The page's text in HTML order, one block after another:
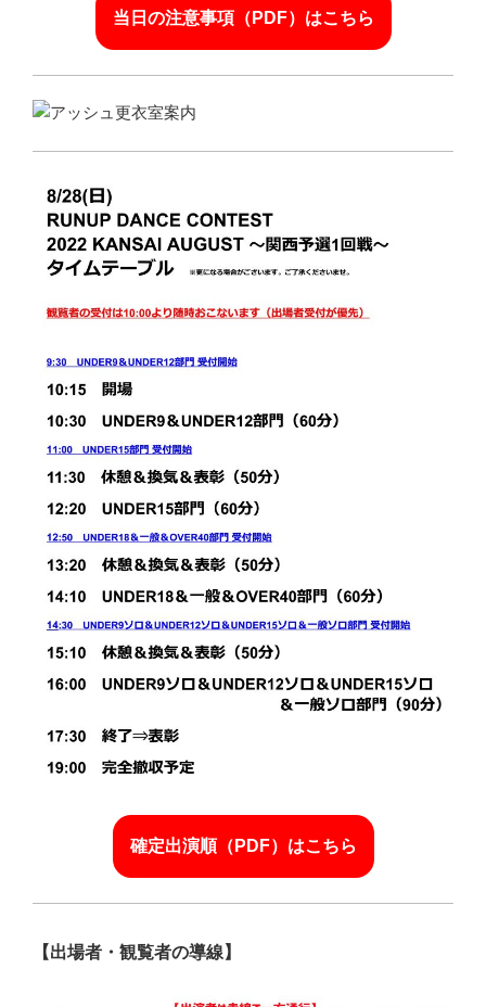
当日の注意事項（PDF）はこちら
確定出演順（PDF）はこちら
【出場者・観覧者の導線】